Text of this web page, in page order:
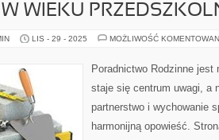
WIEKU
LIS - 29 - 2025 MOŻLIWOŚĆ
Poradnictwo Rodzinne
staje się centrum uwagi, a
partnerstwo i wychowanie
harmonijną opowieść.